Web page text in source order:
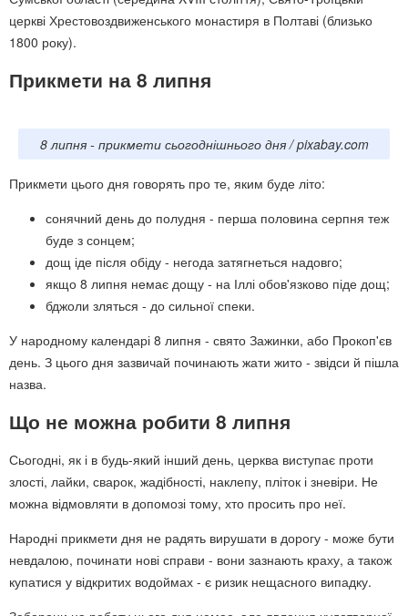
церкві Хрестовоздвиженського монастиря в Полтаві (близько
1800 року).
Прикмети на 8 липня
8 липня - прикмети сьогоднішнього дня / pixabay.com
Прикмети цього дня говорять про те, яким буде літо:
сонячний день до полудня - перша половина серпня теж
буде з сонцем;
дощ іде після обіду - негода затягнеться надовго;
якщо 8 липня немає дощу - на Іллі обов'язково піде дощ;
бджоли зляться - до сильної спеки.
У народному календарі 8 липня - свято Зажинки, або Прокоп'єв
день. З цього дня зазвичай починають жати жито - звідси й пішла
назва.
Що не можна робити 8 липня
Сьогодні, як і в будь-який інший день, церква виступає проти
злості, лайки, сварок, жадібності, наклепу, пліток і зневіри. Не
можна відмовляти в допомозі тому, хто просить про неї.
Народні прикмети дня не радять вирушати в дорогу - може бути
невдалою, починати нові справи - вони зазнають краху, а також
купатися у відкритих водоймах - є ризик нещасного випадку.